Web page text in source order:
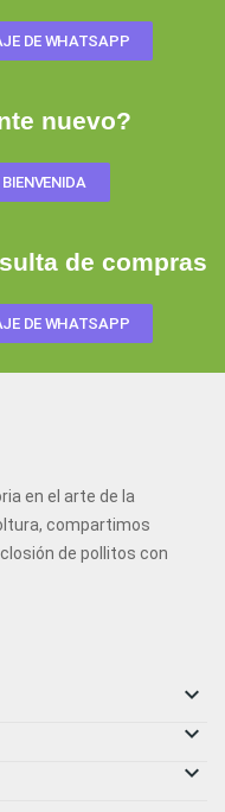
DE WHATSAPP
nuevo?
de compras
DE WHATSAPP
en el arte de la
compartimos
de pollitos con


